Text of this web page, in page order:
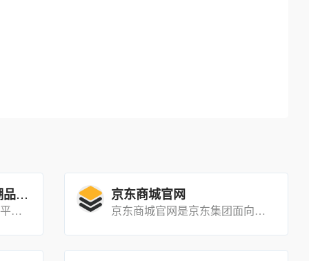
真我商城：一站式科技潮品购物平台
realme品牌的官方自营电商平台，为用户提供正品行货的真我手机、智能穿戴设备、智能家居产品及相关配件，同时提供丰富的优惠活动和优质服务，满足用户对科技潮品的需求。
京东商城官网
京东商城官网是京东集团面向消费者的综合电商平台，提供商品搜索、下单、支付、物流追踪等一站式在线购物服务。